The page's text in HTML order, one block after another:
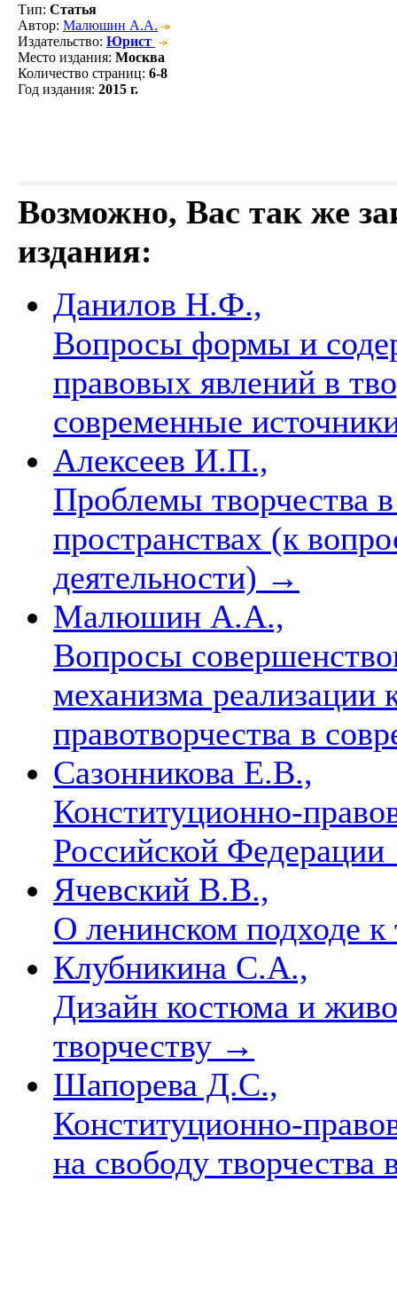
Тип: Статья
Автор: Малюшин А.А.
Издательство: Юрист
Место издания: Москва
Количество страниц: 6-8
Год издания: 2015 г.
Возможно, Вас так же
издания:
Данилов Н.Ф.,
Вопросы формы и
правовых явлений в
современные
Алексеев И.П.,
Проблемы творчества
пространствах (к
деятельности) →
Малюшин А.А.,
Вопросы
механизма реализации
правотворчества в
Сазонникова Е.В.,
Конституционно-
Российской Федерации
Ячевский В.В.,
О ленинском подходе
Клубникина С.А.,
Дизайн костюма и
творчеству →
Шапорева Д.С.,
Конституционно-
на свободу